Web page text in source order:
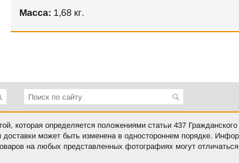
Масса: 1,68 кг.
которая определяется положениями статьи 437
может быть изменена в одностороннем порядке.
на любых представленных фотографиях могут отличаться